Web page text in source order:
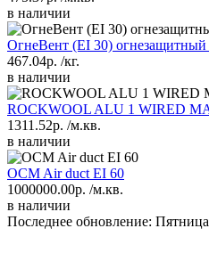
в наличии
ОгнеВент (EI 30) огнезащитный
467.04р. /кг.
в наличии
ROCKWOOL ALU 1 WIRED
1311.52р. /м.кв.
в наличии
OCM Air duct EI 60
1000000.00р. /м.кв.
в наличии
Последнее обновление: